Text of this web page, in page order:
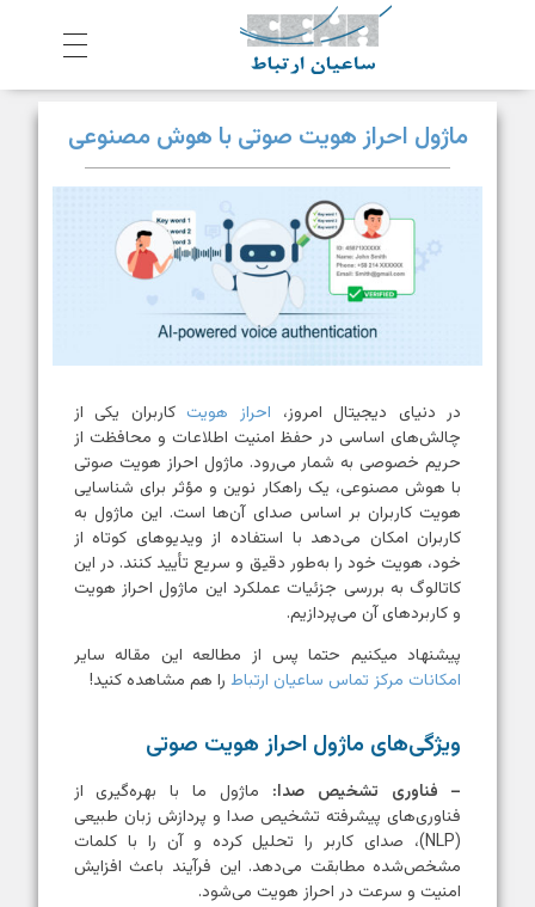
ش
رکت ساعیان ارتباط آینده پیشرو یکپارچگی و امنیت در ارتباط
ماژول احراز هویت صوتی با هوش مصنوعی
در دنیای دیجیتال امروز، احراز هویت کاربران یکی از
چالش‌های اساسی در حفظ امنیت اطلاعات و محافظت از
حریم خصوصی به شمار می‌رود. ماژول احراز هویت صوتی
با هوش مصنوعی، یک راهکار نوین و مؤثر برای شناسایی
هویت کاربران بر اساس صدای آن‌ها است. این ماژول به
کاربران امکان می‌دهد با استفاده از ویدیوهای کوتاه از
خود، هویت خود را به‌طور دقیق و سریع تأیید کنند. در این
کاتالوگ به بررسی جزئیات عملکرد این ماژول احراز هویت
و کاربردهای آن می‌پردازیم.
پیشنهاد میکنیم حتما پس از مطالعه این مقاله سایر
امکانات مرکز تماس ساعیان ارتباطرا هم مشاهده کنید!
ویژگی‌های ماژول احراز هویت صوتی
– فناوری تشخیص صدا: ماژول ما با بهره‌گیری از
فناوری‌های پیشرفته تشخیص صدا و پردازش زبان طبیعی
(NLP)، صدای کاربر را تحلیل کرده و آن را با کلمات
مشخص‌شده مطابقت می‌دهد. این فرآیند باعث افزایش
امنیت و سرعت در احراز هویت می‌شود.